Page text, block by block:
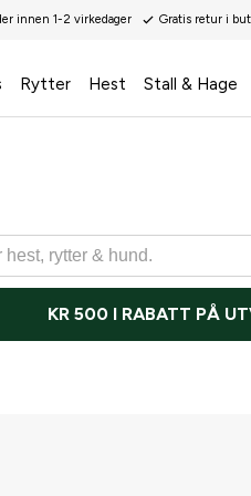
innen 1-2 virkedager Gratis retur i
Rytter Hest Stall & Hage
KR 500 I RABATT PÅ